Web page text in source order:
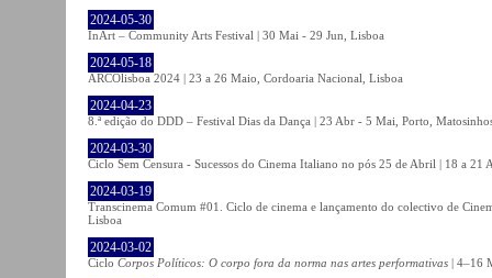
2024-05-30
InArt – Community Arts Festival | 30 Mai - 29 Jun, Lisboa
2024-05-18
ARCOlisboa 2024 | 23 a 26 Maio, Cordoaria Nacional, Lisboa
2024-04-23
8.ª edição do DDD – Festival Dias da Dança | 23 Abr - 5 Mai, Porto,
2024-03-30
Ciclo Sem Censura - Sucessos do Cinema Italiano no pós 25 de Abril | 18 a
2024-03-19
Transcinema Comum #01. Ciclo de cinema e lançamento do colectivo de
Lisboa
2024-03-02
Ciclo Corpos Políticos: O corpo fora da norma nas artes performativas | 4–16